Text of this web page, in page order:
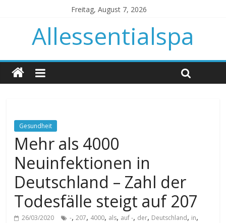
Freitag, August 7, 2026
Allessentialspa
Gesundheit
Mehr als 4000
Neuinfektionen in
Deutschland – Zahl der
Todesfälle steigt auf 207
26/03/2020 -,207, 4000, als, auf -, der, Deutschland, in,